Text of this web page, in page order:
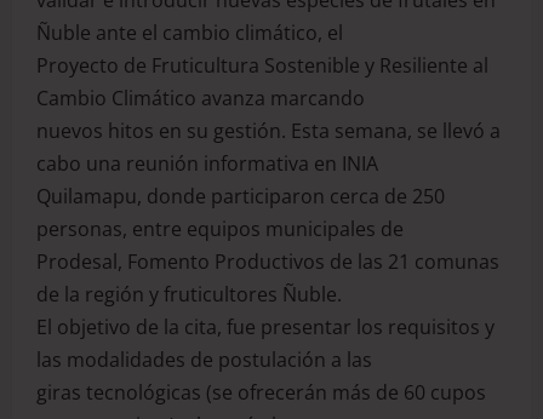
Ñuble ante el cambio climático, el
Proyecto de Fruticultura Sostenible y Resiliente al
Cambio Climático avanza marcando
nuevos hitos en su gestión. Esta semana, se llevó a
cabo una reunión informativa en INIA
Quilamapu, donde participaron cerca de 250
personas, entre equipos municipales de
Prodesal, Fomento Productivos de las 21 comunas
de la región y fruticultores Ñuble.
El objetivo de la cita, fue presentar los requisitos y
las modalidades de postulación a las
giras tecnológicas (se ofrecerán más de 60 cupos